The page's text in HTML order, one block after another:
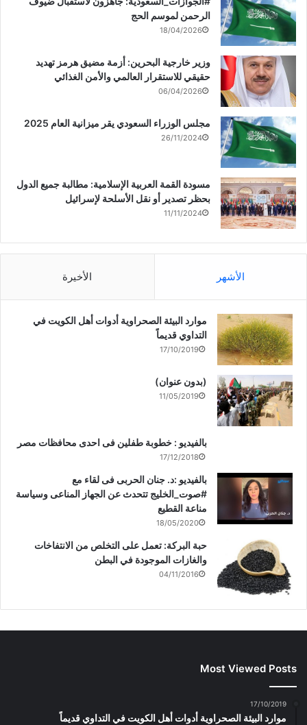
الرحمن لموسم الحج
18/04/2026
وزير خارجية البحرين: أزمة مضيق هرمز تهديد
حقيقي للاستقرار العالمي والأمن الغذائي
06/04/2026
مجلس الوزراء السعودي يقر ميزانية العام 2025
26/11/2024
مسودة القمة العربية الإسلامية: مطالبة جميع الدول
بحظر تصدير أو نقل الأسلحة لإسرائيل
11/11/2024
الأشهر الأخيرة
موارد البيئة الصحراوية أدوات أهل الكويت في
التداوي قديماً
17/10/2019
(بدون عنوان)
11/05/2019
بالفيديو : خطوبة طفلين فى احدى محافظات مصر
17/12/2018
بالفيديو :د. جنان الحربى فى لقاء مع
#صوت_الخليج تتحدث عن الجهاز المناعى وسياسة
مناعة القطيع
18/05/2020
حبة البركة: تعمل على التخلص من الانتفاخات
والغازات الموجودة في البطن
04/11/2016
Most Viewed Posts
17/10/2019
موارد البيئة الصحراوية أدوات أهل الكويت في التداوي قديماً